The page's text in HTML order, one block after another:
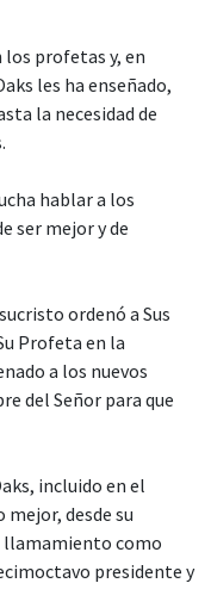
los profetas y, en
les ha enseñado,
la necesidad de
hablar a los
ser mejor y de
ordenó a Sus
Profeta en la
a los nuevos
del Señor para que
incluido en el
desde su
llamamiento como
presidente y